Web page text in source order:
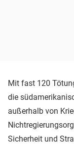
Mit fast 120
die
außerhalb von
Sicherheit und